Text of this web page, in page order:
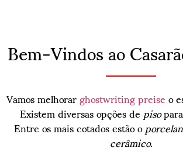
Bem-Vindos ao
Vamos melhorarghostwriting preiseo
Existem diversas opções depiso
Entre os mais cotados estão o
cerâmico.